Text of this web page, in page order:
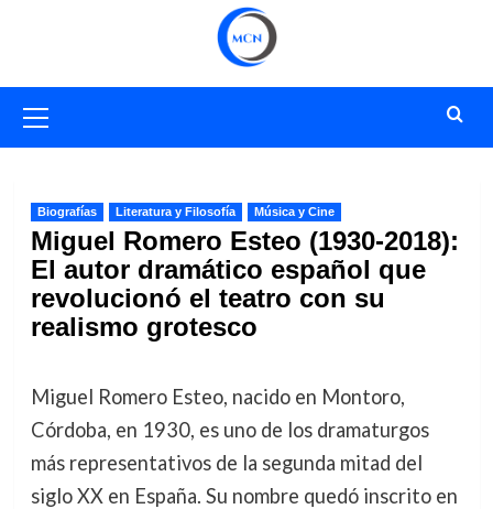
primario
Biografías Literatura y Filosofía Música y Cine
Miguel Romero Esteo (1930-2018):
El autor dramático español que
revolucionó el teatro con su
realismo grotesco
Miguel Romero Esteo, nacido en Montoro,
Córdoba, en 1930, es uno de los dramaturgos
más representativos de la segunda mitad del
siglo XX en España. Su nombre quedó inscrito en